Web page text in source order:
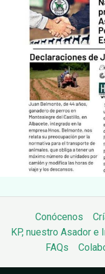
Conócenos
KP, nuestro Asador e
FAQs